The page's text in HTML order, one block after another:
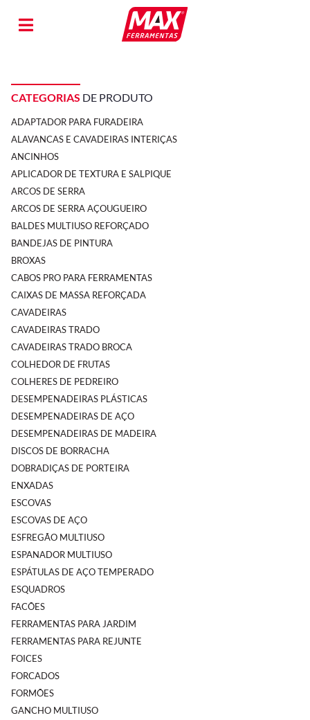
CATEGORIAS DE PRODUTO
ADAPTADOR PARA FURADEIRA
ALAVANCAS E CAVADEIRAS INTERIÇAS
ANCINHOS
APLICADOR DE TEXTURA E SALPIQUE
ARCOS DE SERRA
ARCOS DE SERRA AÇOUGUEIRO
BALDES MULTIUSO REFORÇADO
BANDEJAS DE PINTURA
BROXAS
CABOS PRO PARA FERRAMENTAS
CAIXAS DE MASSA REFORÇADA
CAVADEIRAS
CAVADEIRAS TRADO
CAVADEIRAS TRADO BROCA
COLHEDOR DE FRUTAS
COLHERES DE PEDREIRO
DESEMPENADEIRAS PLÁSTICAS
DESEMPENADEIRAS DE AÇO
DESEMPENADEIRAS DE MADEIRA
DISCOS DE BORRACHA
DOBRADIÇAS DE PORTEIRA
ENXADAS
ESCOVAS
ESCOVAS DE AÇO
ESFREGÃO MULTIUSO
ESPANADOR MULTIUSO
ESPÁTULAS DE AÇO TEMPERADO
ESQUADROS
FACÕES
FERRAMENTAS PARA JARDIM
FERRAMENTAS PARA REJUNTE
FOICES
FORCADOS
FORMÕES
GANCHO MULTIUSO